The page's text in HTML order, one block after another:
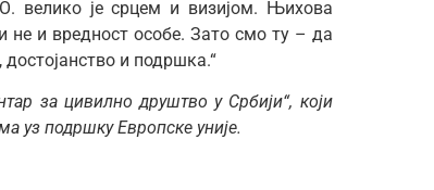
велико је срцем и визијом. Њихова
не и вредност особе. Зато смо ту – да
и подршка.“
за цивилно друштво у Србији“, који
уз подршку Европске уније.